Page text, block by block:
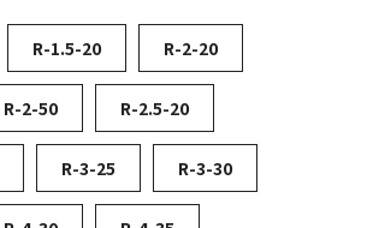
R-1.5-20 R-2-20
R-2-50 R-2.5-20
R-3-25 R-3-30